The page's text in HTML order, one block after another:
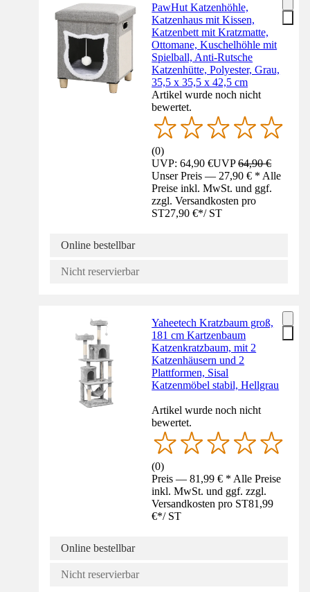
PawHut Katzenhöhle,
Katzenhaus mit Kissen,
Katzenbett mit Kratzmatte,
Ottomane, Kuschelhöhle mit
Spielball, Anti-Rutsche
Katzenhütte, Polyester, Grau,
35,5 x 35,5 x 42,5 cm
Artikel wurde noch nicht
bewertet.
(0)
UVP: 64,90 €UVP64,90 €
Unser Preis — 27,90 € * Alle
Preise inkl. MwSt. und ggf.
zzgl. Versandkosten pro
ST27,90 €*/ ST
Online bestellbar
Nicht reservierbar
Yaheetech Kratzbaum groß,
181 cm Kartzenbaum
Katzenkratzbaum, mit 2
Katzenhäusern und 2
Plattformen, Sisal
Katzenmöbel stabil, Hellgrau
Artikel wurde noch nicht
bewertet.
(0)
Preis — 81,99 € * Alle Preise
inkl. MwSt. und ggf. zzgl.
Versandkosten pro ST81,99
€*/ ST
Online bestellbar
Nicht reservierbar